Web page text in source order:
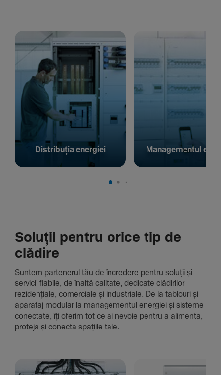
Distribuția energiei Managementul
Soluții pentru orice tip de
clădire
Suntem parte­nerul tău de încre­dere pentru soluții și
servicii fiabile, de înaltă cali­tate, dedi­cate clădi­rilor
rezi­den­țiale, comer­ciale și indus­triale. De la tablouri și
aparataj modular la managementul energiei și sisteme
conec­tate, îți oferim tot ce ai nevoie pentru a alimenta,
proteja și conecta spațiile tale.